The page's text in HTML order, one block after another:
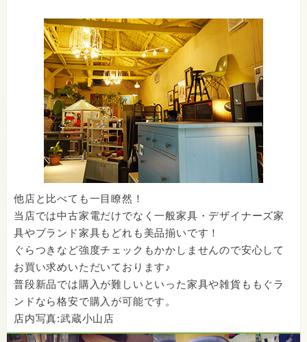
他店と比べても一目瞭然！
当店では中古家電だけでなく一般家具・デザイナーズ家
具やブランド家具もどれも美品揃いです！
ぐらつきなど強度チェックもかかしませんので安心して
お買い求めいただいております♪
普段新品では購入が難しいといった家具や雑貨ももぐラ
ンドなら格安で購入が可能です。
店内写真:武蔵小山店